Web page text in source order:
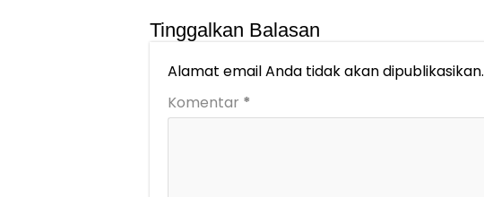
Tinggalkan Balasan
Alamat email Anda tidak akan dipublikasikan.
Komentar *